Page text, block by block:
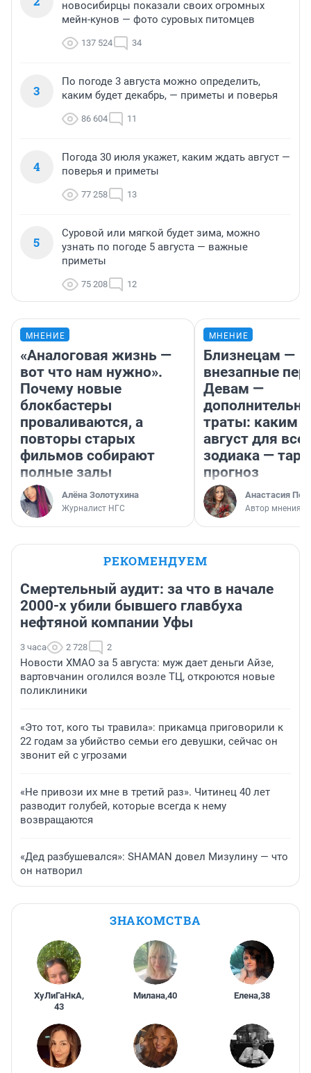
новосибирцы показали своих огромных
мейн-кунов — фото суровых питомцев
137 524 34
3
По погоде 3 августа можно определить,
каким будет декабрь, — приметы и поверья
86 604 11
4
Погода 30 июля укажет, каким ждать август —
поверья и приметы
77 258 13
5
Суровой или мягкой будет зима, можно
узнать по погоде 5 августа — важные
приметы
75 208 12
МНЕНИЕ
«Аналоговая жизнь —
вот что нам нужно».
Почему новые
блокбастеры
проваливаются, а
повторы старых
фильмов собирают
полные залы
Алёна Золотухина
Журналист НГС
МНЕНИЕ
Близнецам —
внезапные
Девам —
траты: каким
август для
зодиака —
прогноз
Анастасия
Автор мнения
РЕКОМЕНДУЕМ
Смертельный аудит: за что в начале
2000-х убили бывшего главбуха
нефтяной компании Уфы
3 часа 2 728 2
Новости ХМАО за 5 августа: муж дает деньги Айзе,
вартовчанин оголился возле ТЦ, откроются новые
поликлиники
«Это тот, кого ты травила»: прикамца приговорили к
22 годам за убийство семьи его девушки, сейчас он
звонит ей с угрозами
«Не привози их мне в третий раз». Читинец 40 лет
разводит голубей, которые всегда к нему
возвращаются
«Дед разбушевался»: SHAMAN довел Мизулину — что
он натворил
ЗНАКОМСТВА
ХуЛиГаНкА,
43
Милана,40 Елена,38